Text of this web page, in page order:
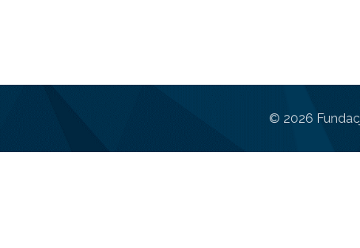
© 2026